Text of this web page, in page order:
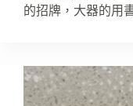
的招牌，大器的用